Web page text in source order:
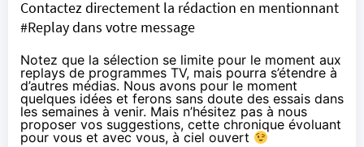
Contactez directement la rédaction en mentionnant
#Replay dans votre message
Notez que la sélection se limite pour le moment aux
replays de programmes TV, mais pourra s’étendre à
d’autres médias. Nous avons pour le moment
quelques idées et ferons sans doute des essais dans
les semaines à venir. Mais n’hésitez pas à nous
proposer vos suggestions, cette chronique évoluant
pour vous et avec vous, à ciel ouvert